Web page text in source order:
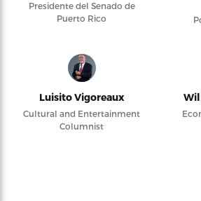
Presidente del Senado de
Puerto Rico
Luisito Vigoreaux
Cultural and Entertainment
Columnist